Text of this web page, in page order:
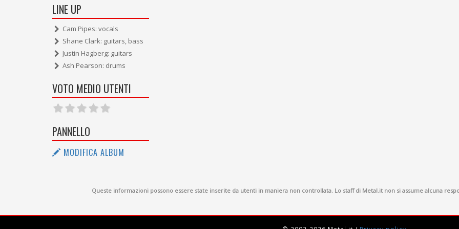
LINE UP
Cam Pipes: vocals
Shane Clark: guitars, bass
Justin Hagberg: guitars
Ash Pearson: drums
VOTO MEDIO UTENTI
PANNELLO
MODIFICA ALBUM
Queste informazioni possono essere state inserite da utenti in maniera non controllata. Lo staff di Metal.it non si assume alcuna